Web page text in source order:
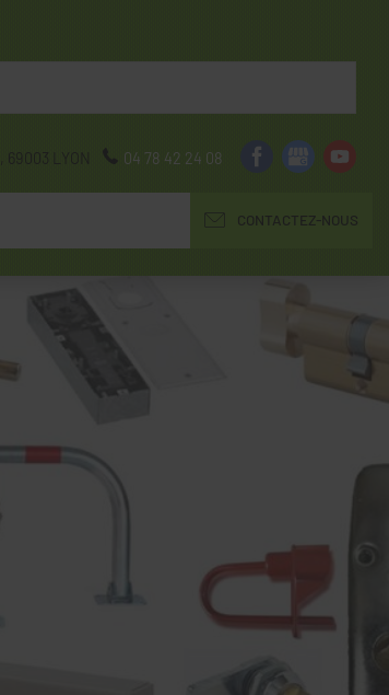
69003 LYON 04 78 42 24 08
CONTACTEZ-NOUS